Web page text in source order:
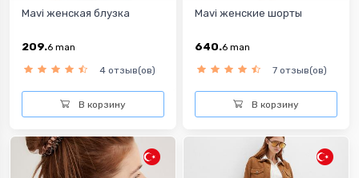
Mavi женская блузка
209.6 man
4 отзыв(ов)
В корзину
Mavi женские шорты
640.6 man
7 отзыв(ов)
В корзину